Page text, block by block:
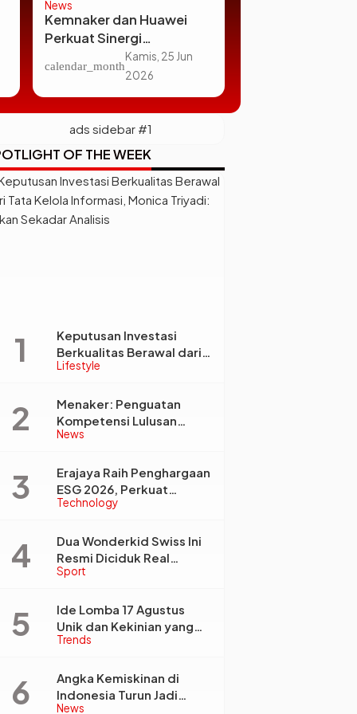
News
Kemnaker dan Huawei
Perkuat Sinergi
Pengembangan SDM
melalui Pendidikan Vokasi
calendar_month
Kamis, 25 Jun
2026
OF THE WEEK
Lifestyle
Keputusan Investasi
Berkualitas Berawal dari
Tata Kelola Informasi,
Sekadar Analisis
News
Menaker: Penguatan
Kompetensi Lulusan
Perguruan Tinggi Jadi
Kebutuhan Dunia Kerja
Technology
Erajaya Raih Penghargaan
ESG 2026, Perkuat
Circular Economy Lewat
Berkelanjutan
Sport
Dua Wonderkid Swiss Ini
Resmi Diciduk Real
Madrid dan Juventus,
Eropa
Trends
Ide Lomba 17 Agustus
Unik dan Kekinian yang
Dijamin Bikin Suasana
News
Angka Kemiskinan di
Indonesia Turun Jadi